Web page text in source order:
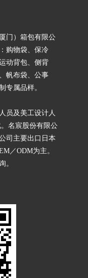
门）箱包有限公
购物袋、保冷
动背包、侧背
帆布袋、公事
专属品样。
员及美工设计人
名宸股份有限公
司主要出口日本
／ODM为主。
。